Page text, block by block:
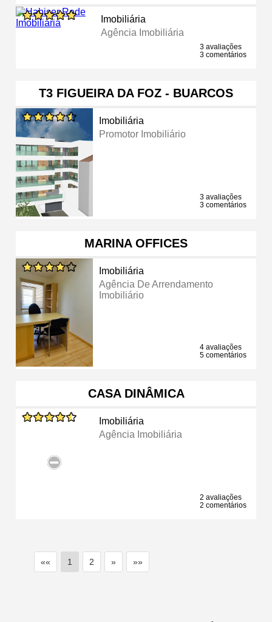
Imobiliária
Agência Imobiliária
3 avaliações
3 comentários
T3 FIGUEIRA DA FOZ - BUARCOS
Imobiliária
Promotor Imobiliário
3 avaliações
3 comentários
MARINA OFFICES
Imobiliária
Agência De Arrendamento
Imobiliário
4 avaliações
5 comentários
CASA DINÂMICA
Imobiliária
Agência Imobiliária
2 avaliações
2 comentários
«« 1 2 » »»